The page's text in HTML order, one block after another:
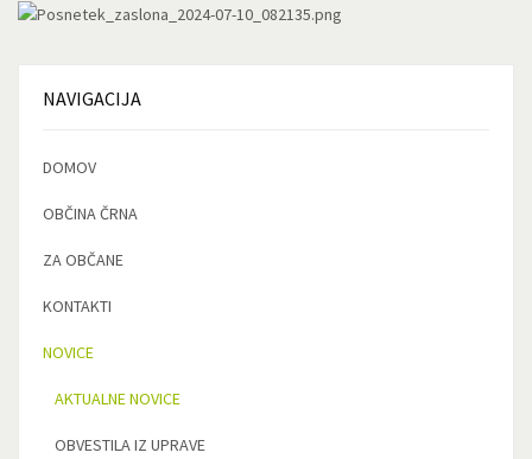
NAVIGACIJA
DOMOV
OBČINA ČRNA
ZA OBČANE
KONTAKTI
NOVICE
AKTUALNE NOVICE
OBVESTILA IZ UPRAVE